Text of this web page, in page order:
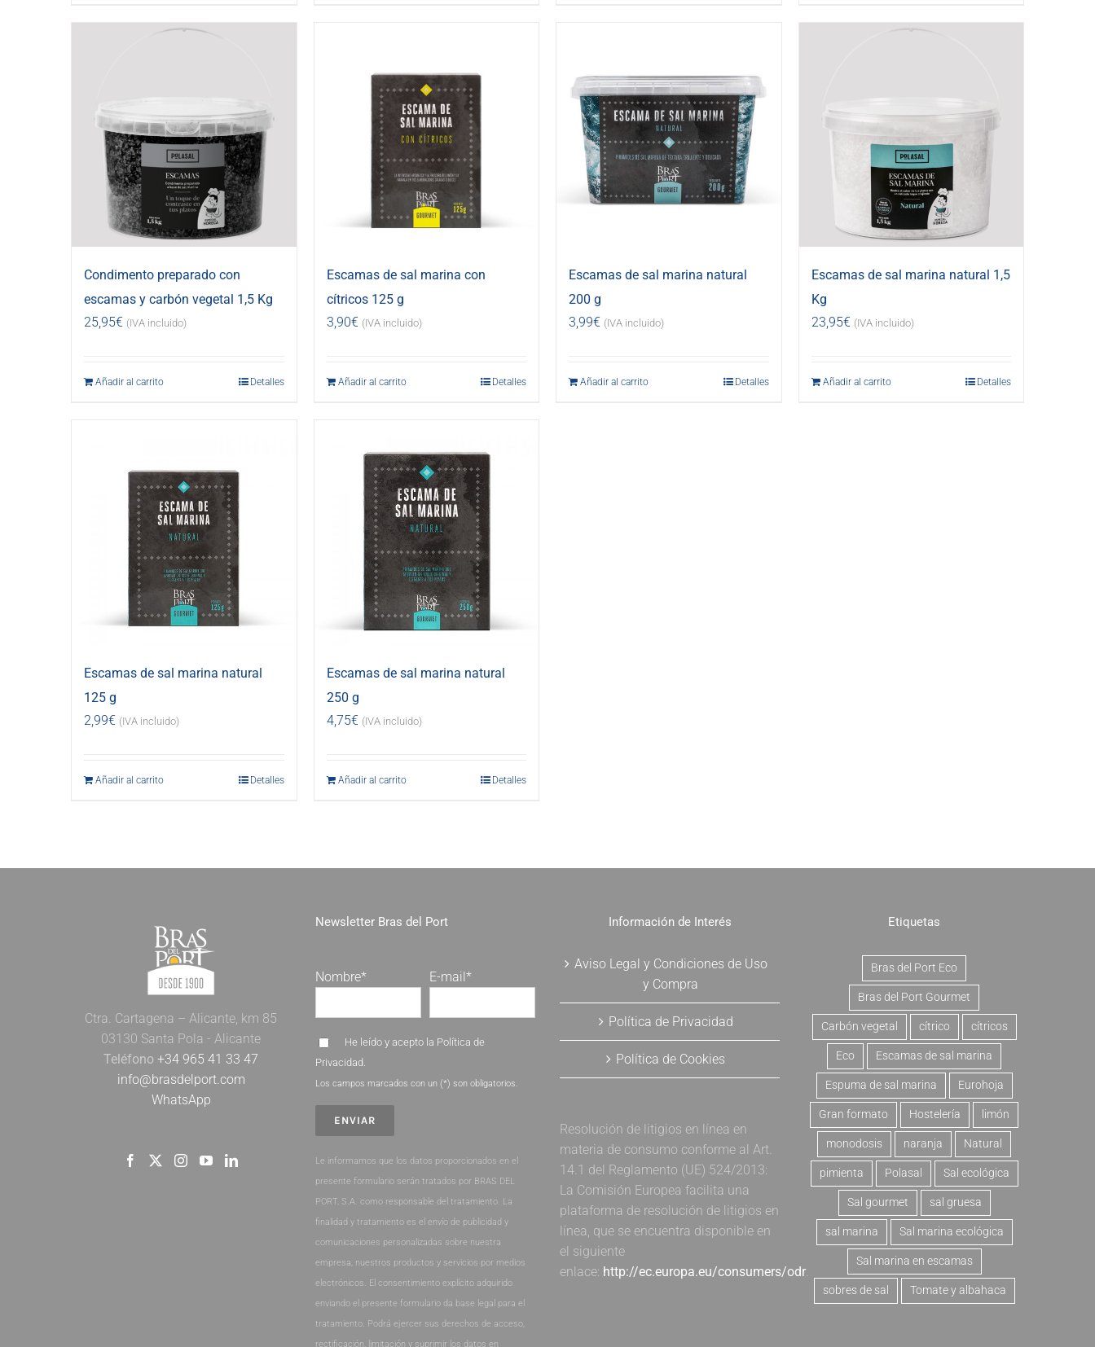
Condimento preparado con
escamas y carbón vegetal 1,5 Kg
25,95€ (IVA incluido)
Añadir al carrito Detalles
Escamas de sal marina con
cítricos 125 g
3,90€ (IVA incluido)
Añadir al carrito Detalles
Escamas de sal marina natural
200 g
3,99€ (IVA incluido)
Añadir al carrito Detalles
Escamas de sal marina natural 1,5
Kg
23,95€ (IVA incluido)
Añadir al carrito Detalles
Escamas de sal marina natural
125 g
2,99€ (IVA incluido)
Añadir al carrito Detalles
Escamas de sal marina natural
250 g
4,75€ (IVA incluido)
Añadir al carrito Detalles
Ctra. Cartagena – Alicante, km 85
03130 Santa Pola - Alicante
Teléfono +34 965 41 33 47
info@brasdelport.com
WhatsApp
Newsletter Bras del Port
Nombre* E-mail*
He leído y acepto la Política de
Privacidad
Los campos marcados con un (*) son obligatorios.
Le informamos que los datos proporcionados en el
presente formulario serán tratados por BRAS DEL
PORT, S.A. como responsable del tratamiento. La
finalidad y tratamiento es el envío de publicidad y
comunicaciones personalizadas sobre nuestra
empresa, nuestros productos y servicios por medios
electrónicos. El consentimiento explícito adquirido
enviando el presente formulario da base legal para el
tratamiento. Podrá ejercer sus derechos de acceso,
rectificación, limitación y suprimir los datos en
Información de Interés
Aviso Legal y Condiciones de Uso
y Compra
Política de Privacidad
Política de Cookies
Resolución de litigios en línea en
materia de consumo conforme al Art.
14.1 del Reglamento (UE) 524/2013:
La Comisión Europea facilita una
plataforma de resolución de litigios en
línea, que se encuentra disponible en
el siguiente
enlace: http://ec.europa.eu/consumers/odr.
Etiquetas
Bras del Port Eco
Bras del Port Gourmet
Carbón vegetal cítrico cítricos
Eco Escamas de sal marina
Espuma de sal marina Eurohoja
Gran formato Hostelería limón
monodosis naranja Natural
pimienta Polasal Sal ecológica
Sal gourmet sal gruesa
sal marina Sal marina ecológica
Sal marina en escamas
sobres de sal Tomate y albahaca